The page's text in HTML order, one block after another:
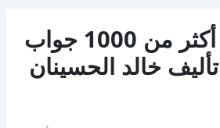
تحميل كتاب أكثر من 1000 جواب
للمرأة PDF تأليف خالد الحسينان